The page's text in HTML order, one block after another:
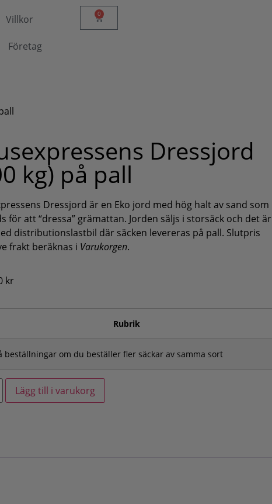
Villkor
Företag
0
Dressjord
kg) på pall
Dressjord är en Eko jord med hög halt av sand som
för att “dressa” grämattan. Jorden säljs i storsäck och det är
distributionslastbil där säcken levereras på pall. Slutpris
frakt beräknas i Varukorgen.
kr
Rubrik
beställningar om du beställer fler säckar av samma sort
Lägg till i varukorg